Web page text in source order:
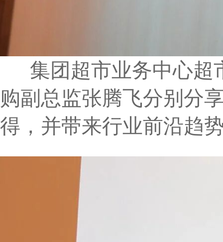
集团超市业务中心超
购副总监张腾飞分别分
得，并带来行业前沿趋